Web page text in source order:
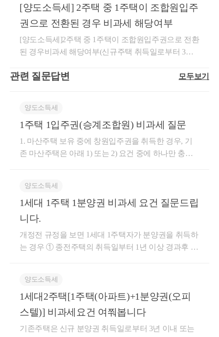
세무법인 넥스트
일리지등(여러 사업자가 적립하여 줄 수 있거나 여러
사업자를 대상으로 사용할 수 있는 마일리지등의 경우
다. 이하 이 항에서 같다] 외의 마일리지등으로 결제받
은 부분에 대하여 재화 또는 용역을 공급받는 자 외의
ㆍ사업자별로 마일리지등의 적립 및 사용 실적을 구분
급자가 같다는 사실이 확인될 것2)사업자가 마일리지
급받는 자 외의 자로부터 보전받지 아니할 것10.자기
적립마일리지등 외의 마일리지등으로 대금의 전부 또
는 일부를 결제받은 경우로서 다음 각 목의 어느 하나
보전받지 아니하고 법 제10조제1항에 따른 자기생산
ㆍ취득재화를 공급한 경우나.제9호나목과 관련하여
특수관계인으로부터 부당하게 낮은 금액을 보전받거
하게 감소시킬 것으로 인정되는 경우도움이 되셨길 바
랍니다. 감사합니다.좋은 하루 보내세요!★전화상담
cta_moonyh@naver.com으로 연락을 주시면 됩니다!★
이상의 경정청구를 통한 약 25억 이상 세금 환급- 세무
사 플랫폼 '택슬리' 상담 및 후기 1위 (약 4,000건 이상
상담)- 전문가 플랫폼 '아하커넥츠' 상담 및 후기 1위
사유로 세대원 중 일부가 거주하지 못하는 경우 포함)
이 5년 이상인 경우● 주택 및 그 부수토지의 전부 또는
주택을 취학, 근무상의 형편, 질병의 요양, 그 밖에 부
득이한 사유로 양도하는 경우​​2. 분양권(입주권) 취득일
권(입주권)을 취득한 날로부터 3년이 지나 종전주택을
1주택 비과세를 적용받을 수 있습니다.종전에는 a요건
다.1주택 비과세를 받은 후, 아래 요건을 충족하지 못
하게 된 때에는 그 사유가 발생한 날이 속하는 달의 말
일로부터 2개월 이내에 양도소득세를 신고, 납부해야
주택을 취득한 날부터 1년 이상 지난 후 분양권(조합원
입주권)취득(2022년 개정사항)b. 재개발·재건축 주택
이 완성된 후 2년 이내 재개발·재건축주택으로 세대전
축주택이 완성되기 전 또는 완성된 후 2년 이내에 종전
주택 양도d. 종전주택은 1세대 1주택 비과세 요건(2년
합원입주권)과 1주택을 보유할 경우 양도소득세 문제
로 해당 내용을 천천히 보시고 본인 상황에 적용되는
지 파악해보심이 좋습니다.​실무에 도움이 되셨으면 좋
겠습니다. 읽어주셔서 감사합니다.&lt;세무회계 문&gt;
득일로부터 3년 이내 양도하고 아래 요건을 모두 충족
후 분양권(조합원입주권) 취득b.분양권(조합원입주권)
을 취득한 날부터 3년 이내 종전주택 양도c. 종전주택
은 1세대 1주택 비과세 요건(2년 보유 및 거주 등)을 충
는 요건을 적용하지 않는 경우도 있습니다.※ 1년 이상
지 않는 경우● 민간건설임대주택 또는 공공건설임대
주택의 양도일까지의 기간 중 세대전원이 거주한 기간
(부득이한 사유로 세대원 중 일부가 거주하지 못하는
경우 포함)이 5년 이상인 경우● 주택 및 그 부수토지의
그 밖에 부득이한 사유로 양도하는 경우2. 분양권(입주
권) 취득일로부터 3년이 지난 후 종전주택을 양도하는
경우분양권(입주권)을 취득한 날로부터 3년이 지나 종
전주택을 양도하는 경우에는 아래 요건을 모두 갖춘
경우 1세대 1주택 비과세를 적용받을 수 있습니다.종
전에는 a요건이 없었으나 과세형평을 제고하기 위해
충족하지 못하게 된 때에는 그 사유가 발생한 날이 속
고, 납부해야 합니다.▶주택을 분양권(입주권) 취득일
로부터 3년이 지나서 양도시 아래 요건을 모두 충족하
는 경우a. 종전주택을 취득한 날부터 1년 이상 지난 후
[양도소득세] 2주택 중 1주택이 조합원입주
권으로 전환된 경우 비과세 해당여부
[양도소득세]2주택 중 1주택이 조합원입주권으로 전환
된 경우비과세 해당여부(신규주택 취득일로부터 3년
전주택 취득일로부터 1년 이상 지난 후 신규주택 취득
득당시 조정지역일 경우 2년이상 거주포함)을 충족할
것※ 주택 보유 중에 입주권을 취득할 경우, 주택 양도
세 비과세에 대한 내용이니 참고하시면 됩니다.1주택
과 1분양권(또는 1조합원입주권)을 보유한 경우 주택
경우 주택 양도소득세 비과세 요건 (취득시점, 양도시
점, ...blog.naver.com서면인터넷방문상담4팀-3872귀속
요지2주택을 보유하던 1세대가 그 중 하나의 주택이
‘조합원입주권’으로 전환되어 당해 ‘조합원입주권’을
보유한 상태에서 나머지 주택을 양도하는 경우 동법
하나의 주택이 「소득세법」 제89조 제2항의 규정에
의한 ‘조합원입주권’으로 전환되어 당해 ‘조합원입주
권’을 보유한 상태에서 나머지 주택을 양도하는 경우
용받을 수 없는 것입니다.상세내용1. 질의내용 요약 ○
관련 질문답변 모두보기
양도소득세
1주택 1입주권(승계조합원) 비과세 질문
1. 마산주택 보유 중에 창원입주권을 취득한 경우, 기
존 마산주택은 아래 1) 또는 2) 요건 중에 하나만 충족
득일로부터 3년 이후 양도하는 경우 창원 아파트 완공
일로부터 2년 이내 창원아파트 전입신고 및 1년이상
거주 + 창원아파트 완공일로부터 3년 이내 종전주택
나, 최근 정부 발표로 3년으로 연장되었음) 2. 대체주택
비과세는 불가능합니다. 대체주택 비과세는 기존에 보
으로 변경되어, 어쩔 수 없이 다른 주택에 거주하기 위
충족해야 하는 것입니다. a. 사업시행인가일 이후 대체
주택을 취득하고 1년 이상 거주 b. 재개발·재건축주택
이 완성된 후 2년 이내에 재개발·재건축주택으로 세대
양도소득세
1세대 1주택 1분양권 비과세 요건 질문드립
니다.
개정전 규정을 보면 1세대 1주택자가 분양권을 취득하
는 경우 ① 종전주택의 취득일부터 1년 이상 경과후 분
터 3년 경과 후 종전주택을 양도하는 경우로서 신규주
택 완성후 2년 이내에 세대전원이 이사하여 1년 이상
계속하여 거주하고 신규주택 완성 전 또는 완성 후 2년
비과세가 적용됩니다(소득세법시행령 제156조의 3 제
양도소득세
1세대2주택[1주택(아파트)+1분양권(오피
스텔)] 비과세요건 여쭤봅니다
기존주택은 신규 분양권 취득일로부터 3년 이내 또는